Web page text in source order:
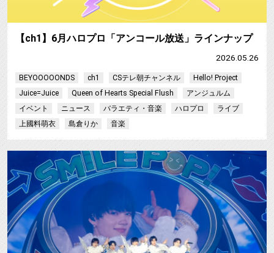
【ch1】6月ハロプロ「アンコール放送」ラインナップ
2026.05.26
BEYOOOOONDS ch1 CSテレ朝チャンネル
Hello! Project
Juice=Juice
Queen of Hearts Special Flush
アンジュルム
イベント
ニュース バラエティ・音楽 ハロプロ
ライブ
上國料萌衣
島倉りか 音楽